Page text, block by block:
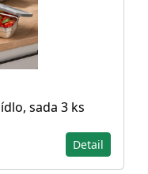
sada 3 ks
Detail